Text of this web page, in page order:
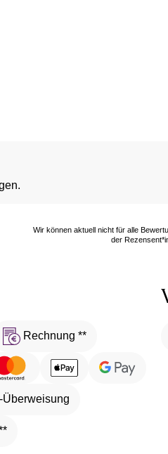
Wir können aktuell nicht für alle
der
Rechnung **
Überweisung